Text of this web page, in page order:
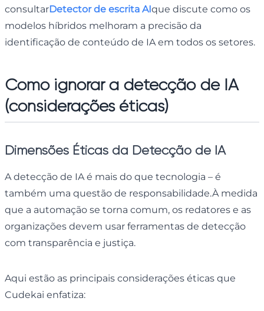
consultarDetector de escrita AIque discute como os
modelos híbridos melhoram a precisão da
identificação de conteúdo de IA em todos os setores.
Como ignorar a detecção de IA
(considerações éticas)
Dimensões Éticas da Detecção de IA
A detecção de IA é mais do que tecnologia – é
também uma questão de responsabilidade.À medida
que a automação se torna comum, os redatores e as
organizações devem usar ferramentas de detecção
com transparência e justiça.
Aqui estão as principais considerações éticas que
Cudekai enfatiza: